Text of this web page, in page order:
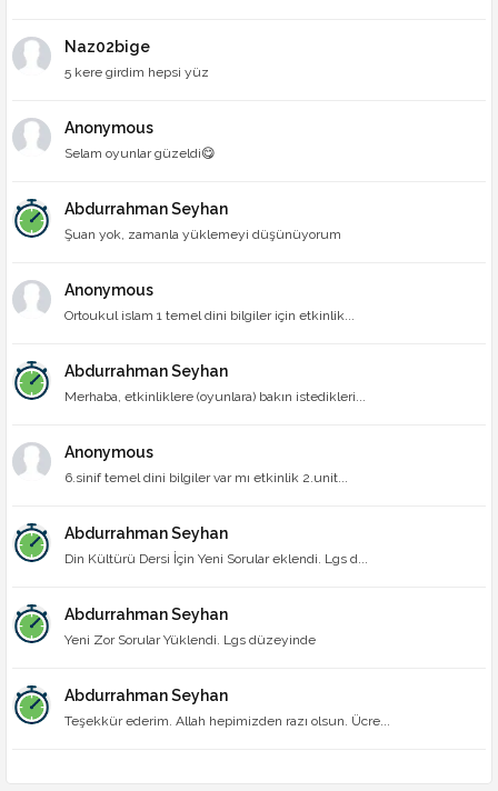
Naz02bige
5 kere girdim hepsi yüz
Anonymous
Selam oyunlar güzeldi😋
Abdurrahman Seyhan
Şuan yok, zamanla yüklemeyi düşünüyorum
Anonymous
Ortoukul islam 1 temel dini bilgiler için etkinlik...
Abdurrahman Seyhan
Merhaba, etkinliklere (oyunlara) bakın istedikleri...
Anonymous
6.sinif temel dini bilgiler var mı etkinlik 2.unit...
Abdurrahman Seyhan
Din Kültürü Dersi İçin Yeni Sorular eklendi. Lgs d...
Abdurrahman Seyhan
Yeni Zor Sorular Yüklendi. Lgs düzeyinde
Abdurrahman Seyhan
Teşekkür ederim. Allah hepimizden razı olsun. Ücre...